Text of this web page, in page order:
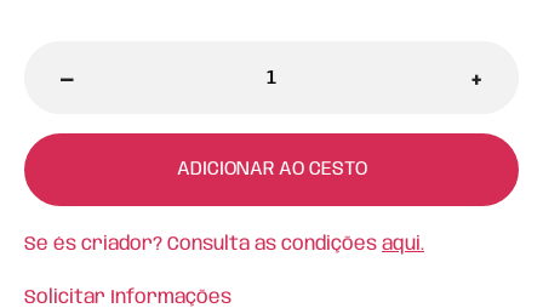
- +
ADICIONAR AO CESTO
Se és criador? Consulta as condições aqui.
Solicitar Informações